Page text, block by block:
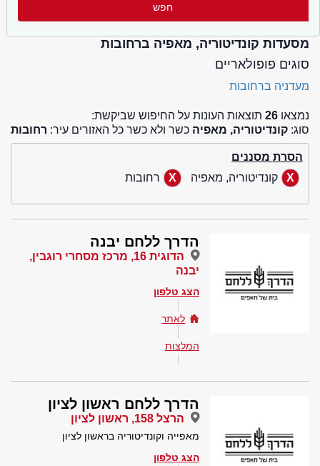
מסעדות קונדיטוריה, מאפיה ברחובות
סוגים פופולאריים
מעדניה ברחובות
נמצאו 26 תוצאות העונות על החיפוש שביקשת:
סוג: קונדיטוריה, מאפיה כשר ולא כשר כל האזורים עיר: רחובות
הסרת מסננים
קונדיטוריה, מאפיה
רחובות
הדרך ללחם יבנה
הדוגית 16, מרכז מסחרי רוגבין,
יבנה
הצג טלפון
לאתר
המלצות
הדרך ללחם ראשון לציון
הרצל 158, ראשון לציון
מאפייה וקונדיטוריה בראשון לציון
הצג טלפון